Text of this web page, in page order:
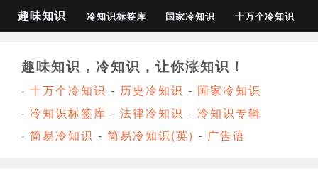
趣味知识 冷知识标签库 国家冷知识 十万个冷知识
趣味知识，冷知识，让你涨知识！
· 十万个冷知识 - 历史冷知识 - 国家冷知识
· 冷知识标签库 - 法律冷知识 - 冷知识专辑
· 简易冷知识 - 简易冷知识(英) - 广告语